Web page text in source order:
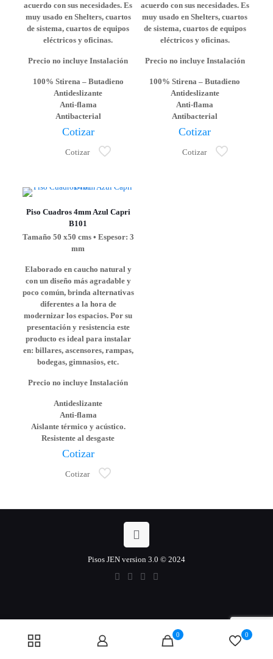
acuerdo con sus necesidades. Es
muy usado en Shelters, cuartos
de sistema, cuartos de equipos
eléctricos y oficinas.
Precio no incluye Instalación
100% Stirena – Butadieno
Antideslizante
Anti-flama
Antibacterial
Cotizar
Cotizar
acuerdo con sus necesidades. Es
muy usado en Shelters, cuartos
de sistema, cuartos de equipos
eléctricos y oficinas.
Precio no incluye Instalación
100% Stirena – Butadieno
Antideslizante
Anti-flama
Antibacterial
Cotizar
Cotizar
Piso Cuadros 4mm Azul Capri
B101
Tamaño 50 x50 cms • Espesor: 3
mm
Elaborado en caucho natural y
con un diseño más agradable y
poco común, brinda alternativas
diferentes a la hora de
modernizar los espacios. Por su
presentación y resistencia este
producto es ideal para instalar
en: billares, ascensores, rampas,
bodegas, gimnasios, etc.
Precio no incluye Instalación
Antideslizante
Anti-flama
Aislante térmico y acústico.
Resistente al desgaste
Cotizar
Cotizar
Pisos JEN version 3.0 © 2024
0 0